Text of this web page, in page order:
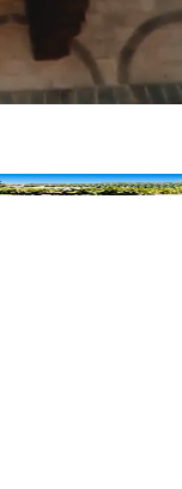
Clean Bungalov otel